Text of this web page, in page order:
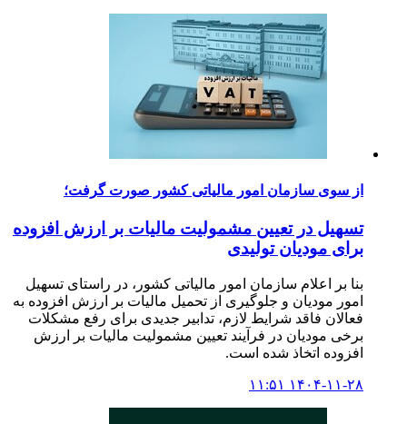
از سوی سازمان امور مالیاتی کشور صورت گرفت؛
تسهیل در تعیین مشمولیت مالیات بر ارزش افزوده
برای مودیان تولیدی
بنا بر اعلام سازمان امور مالیاتی کشور، در راستای تسهیل
امور مودیان و جلوگیری از تحمیل مالیات بر ارزش افزوده به
فعالان فاقد شرایط لازم، تدابیر جدیدی برای رفع مشکلات
برخی مودیان در فرآیند تعیین مشمولیت مالیات بر ارزش
افزوده اتخاذ شده است.
۱۴۰۴-۱۱-۲۸ ۱۱:۵۱